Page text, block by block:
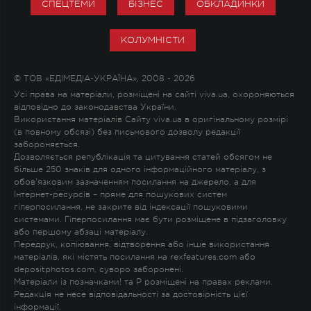
СПЕЦТЕМИ БІЗНЕС ОБКЛАДИНКИ
КОЛУМНІСТИ
© ТОВ «ЕДІМЕДІА-УКРАЇНА», 2008 - 2026
Усі права на матеріали, розміщені на сайті viva.ua, охороняються
відповідно до законодавства України.
Використання матеріалів Сайту viva.ua в оригінальному розмірі
(в повному обсязі) без письмового дозволу редакції
забороняється.
Дозволяється републікація та цитування статей обсягом не
більше 250 знаків для одного інформаційного матеріалу, з
обов'язковим зазначенням посилання на джерело, а для
Інтернет-ресурсів – пряме для пошукових систем
гіперпосилання, не закрите від індексації пошуковими
системами. Гіперпосилання має бути розміщене в підзаголовку
або першому абзаці матеріалу.
Передрук, копіювання, відтворення або інше використання
матеріалів, які містять посилання на rexfeatures.com або
depositphotos.com, суворо заборонені.
Матеріали із позначками! та P розміщені на правах реклами.
Редакція не несе відповідальності за достовірність цієї
інформації.